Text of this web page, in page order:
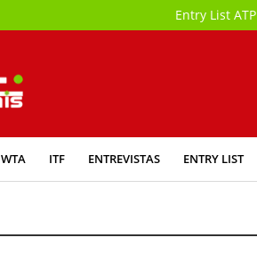
Entry List
WTA ITF ENTREVISTAS ENTRY LIST